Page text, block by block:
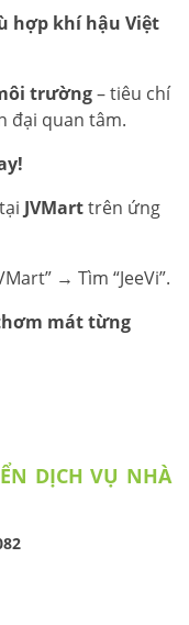
hợp khí hậu Việt
trường– tiêu chí
đại quan tâm.
tại JVMarttrên ứng
→ Tìm “JeeVi”.
mát từng
DỊCH VỤ NHÀ